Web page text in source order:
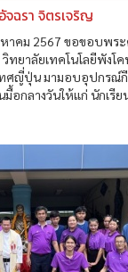
ฉรา จิตรเจริญ
าคม 2567 ขอขอบพร
วิทยาลัยเทคโนโลยีพัง
ศญี่ปุ่น มามอบอุปกรณ์กี
มื้อกลางวันให้แก่ นักเรี